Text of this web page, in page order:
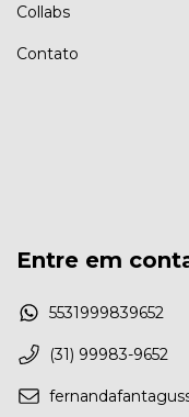
Collabs
Contato
Entre em
5531999839652
(31) 99983-9652